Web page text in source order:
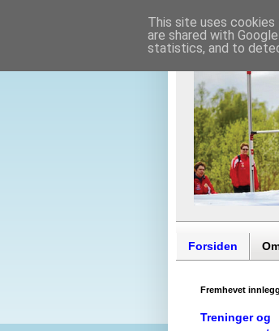
Forsiden
Fremhevet innlegg
Treninger og
This site uses
are shared with
statistics, and to